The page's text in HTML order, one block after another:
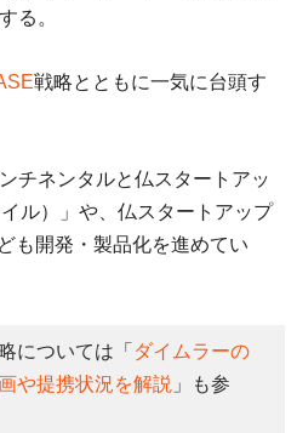
る。
戦略とともに一気に台頭す
チネンタルと仏スタートアッ
ル）」や、仏スタートアップ
も開発・製品化を進めてい
については「 ダイムラーの
や提携状況を解説 」も参